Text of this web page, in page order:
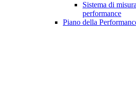
Sistema di
performance
Piano della